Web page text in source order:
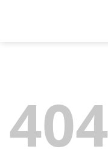
404